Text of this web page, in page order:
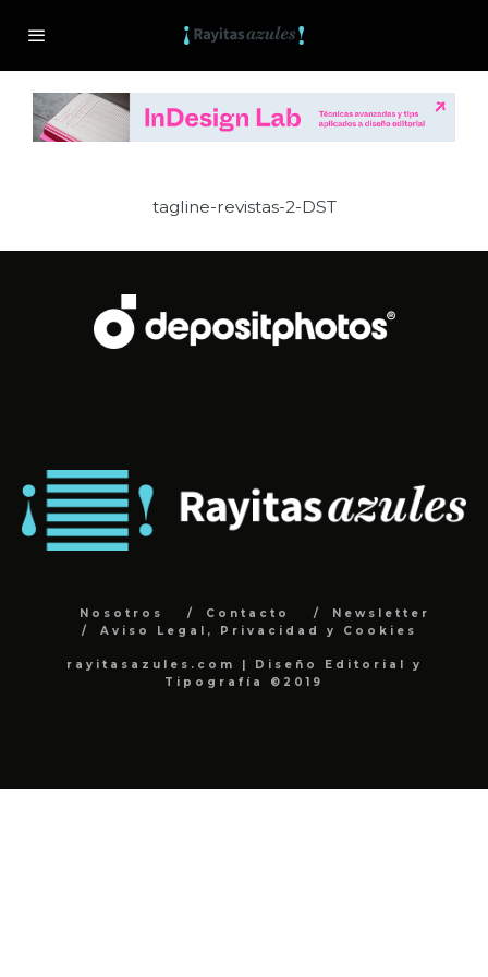
tagline-revistas-2-DST
Nosotros Contacto
Newsletter
Aviso Legal, Privacidad y Cookies
rayitasazules.com | Diseño Editorial y
Tipografía ©2019